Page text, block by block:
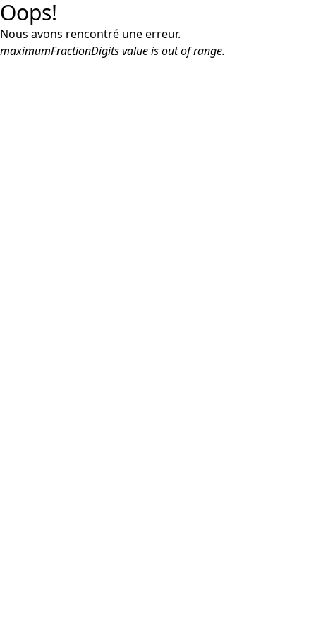
Oops!
Nous avons rencontré une erreur.
maximumFractionDigits value is out of range.